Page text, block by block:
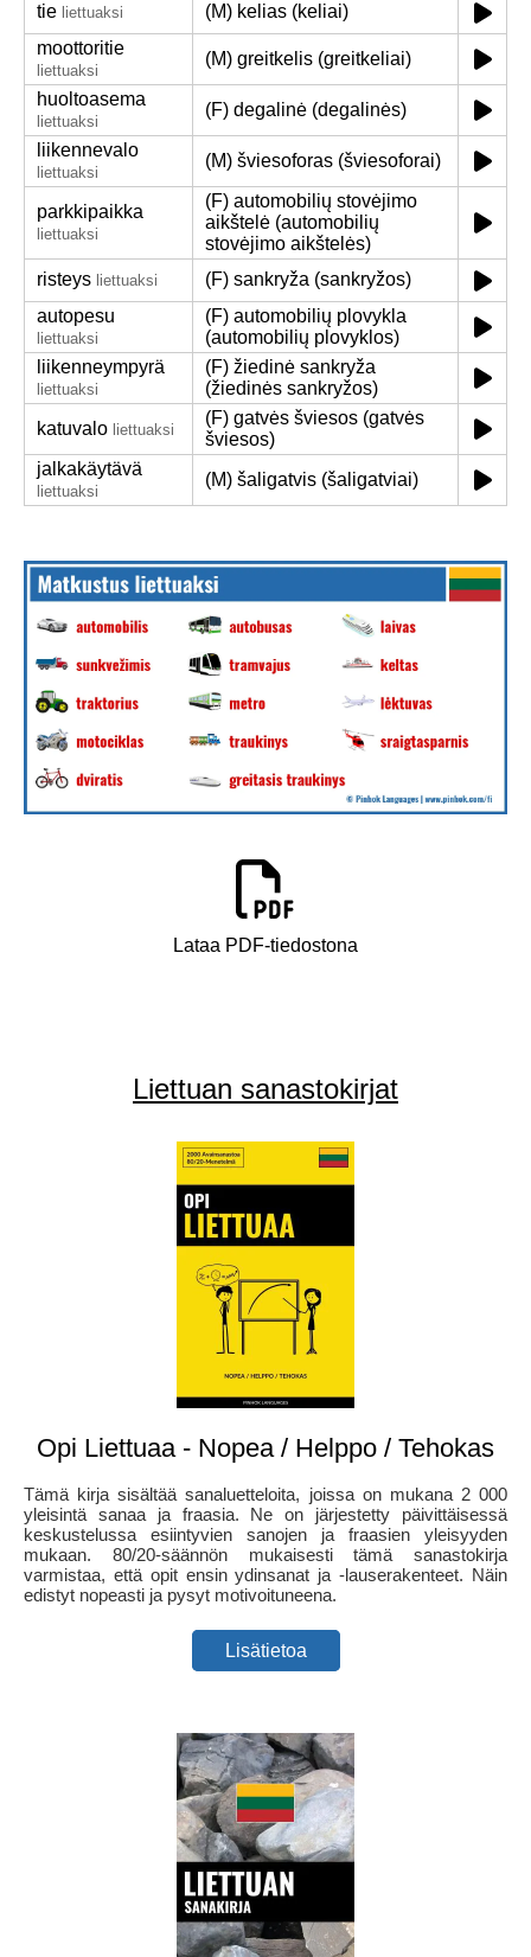
tie liettuaksi
(M) kelias (keliai)
moottoritie
liettuaksi
(M) greitkelis (greitkeliai)
huoltoasema
liettuaksi
(F) degalinė (degalinės)
liikennevalo
liettuaksi
(M) šviesoforas (šviesoforai)
parkkipaikka
liettuaksi
(F) automobilių stovėjimo
aikštelė (automobilių
stovėjimo aikštelės)
risteys liettuaksi
(F) sankryža (sankryžos)
autopesu
liettuaksi
(F) automobilių plovykla
(automobilių plovyklos)
liikenneympyrä
liettuaksi
(F) žiedinė sankryža
(žiedinės sankryžos)
katuvalo liettuaksi
(F) gatvės šviesos (gatvės
šviesos)
jalkakäytävä
liettuaksi
(M) šaligatvis (šaligatviai)
Lataa PDF-tiedostona
Liettuan sanastokirjat
Opi Liettuaa - Nopea / Helppo / Tehokas
Tämä kirja sisältää sanaluetteloita, joissa on mukana 2 000
yleisintä sanaa ja fraasia. Ne on järjestetty päivittäisessä
keskustelussa esiintyvien sanojen ja fraasien yleisyyden
mukaan. 80/20-säännön mukaisesti tämä sanastokirja
varmistaa, että opit ensin ydinsanat ja -lauserakenteet. Näin
edistyt nopeasti ja pysyt motivoituneena.
Lisätietoa